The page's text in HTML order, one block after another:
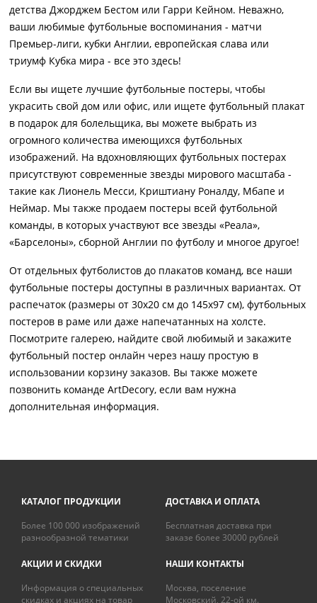
детства Джорджем Бестом или Гарри Кейном. Неважно,
ваши любимые футбольные воспоминания - матчи
Премьер-лиги, кубки Англии, европейская слава или
триумф Кубка мира - все это здесь!
Если вы ищете лучшие футбольные постеры, чтобы
украсить свой дом или офис, или ищете футбольный плакат
в подарок для болельщика, вы можете выбрать из
огромного количества имеющихся футбольных
изображений. На вдохновляющих футбольных постерах
присутствуют современные звезды мирового масштаба -
такие как Лионель Месси, Криштиану Роналду, Мбапе и
Неймар. Мы также продаем постеры всей футбольной
команды, в которых участвуют все звезды «Реала»,
«Барселоны», сборной Англии по футболу и многое другое!
От отдельных футболистов до плакатов команд, все наши
футбольные постеры доступны в различных вариантах. От
распечаток (размеры от 30x20 см до 145x97 см), футбольных
постеров в раме или даже напечатанных на холсте.
Посмотрите галерею, найдите свой любимый и закажите
футбольный постер онлайн через нашу простую в
использовании корзину заказов. Вы также можете
позвонить команде ArtDecory, если вам нужна
дополнительная информация.
КАТАЛОГ ПРОДУКЦИИ
Более 100 000 изображений
разнообразной тематики
ДОСТАВКА И ОПЛАТА
Бесплатная доставка при
заказе более 30000 рублей
АКЦИИ И СКИДКИ
Информация о специальных
скидках и акциях на товар
НАШИ КОНТАКТЫ
Москва, поселение
Московский, 22-ой км.